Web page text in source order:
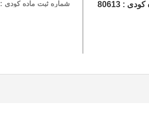
: 80613 شماره ثبت ماده کودی : 04381